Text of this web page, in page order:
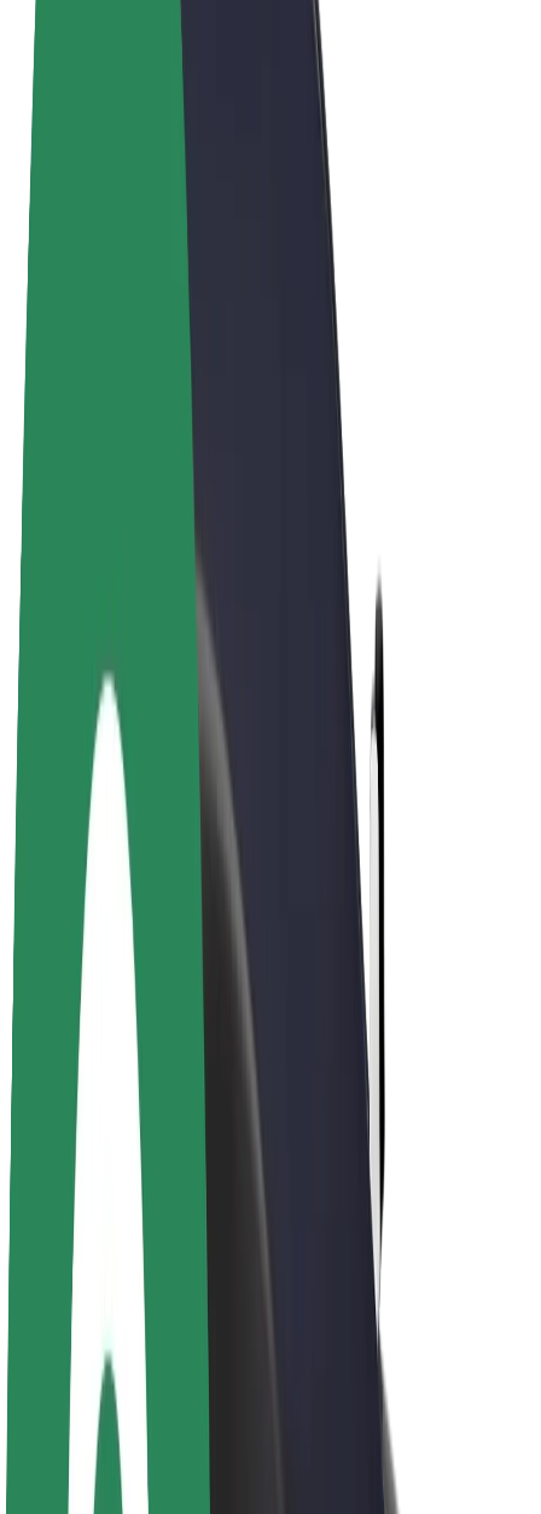
Kurýři
Výdělky kurýra
Partneři Bolt Food
Flotily
Franšízy
Společnost
Kariéra
O společnosti Bolt
Udržitelnost podle Boltu
Projekt Zero
Blog
Tiskové centrum
Pokyny ke značce
Naše poslání
Vztahy s investory
Vedení
Značka
Média
Městský fond
Bezpečnost